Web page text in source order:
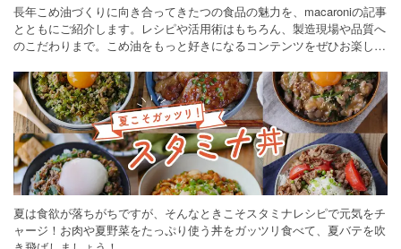
長年こめ油づくりに向き合ってきたつの食品の魅力を、macaroniの記事
とともにご紹介します。レシピや活用術はもちろん、製造現場や品質へ
のこだわりまで。こめ油をもっと好きになるコンテンツをぜひお楽しみ
夏は食欲が落ちがちですが、そんなときこそスタミナレシピで元気をチ
ャージ！お肉や夏野菜をたっぷり使う丼をガッツリ食べて、夏バテを吹